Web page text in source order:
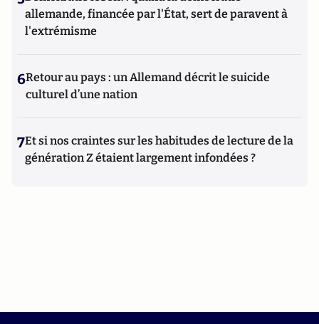
allemande, financée par l'État, sert de paravent à
l'extrémisme
6Retour au pays : un Allemand décrit le suicide
culturel d’une nation
7Et si nos craintes sur les habitudes de lecture de la
génération Z étaient largement infondées ?